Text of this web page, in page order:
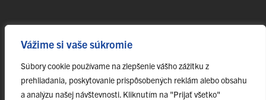
Vážime si vaše súkromie
Súbory cookie používame na zlepšenie vášho zážitku z
prehliadania, poskytovanie prispôsobených reklám alebo obsahu
a analýzu našej návštevnosti. Kliknutím na "Prijať všetko"
Projekty
Špičkové tímy